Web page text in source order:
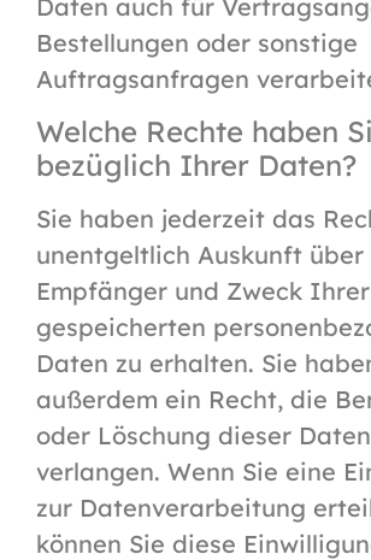
Daten auch für
Bestellungen oder sonstige
Auftragsanfragen
Welche Rechte haben
bezüglich Ihrer Daten?
Sie haben jederzeit das
unentgeltlich Auskunft über
Empfänger und Zweck Ihrer
gespeicherten
Daten zu erhalten. Sie
außerdem ein Recht, die
oder Löschung dieser
verlangen. Wenn Sie eine
zur Datenverarbeitung
können Sie diese